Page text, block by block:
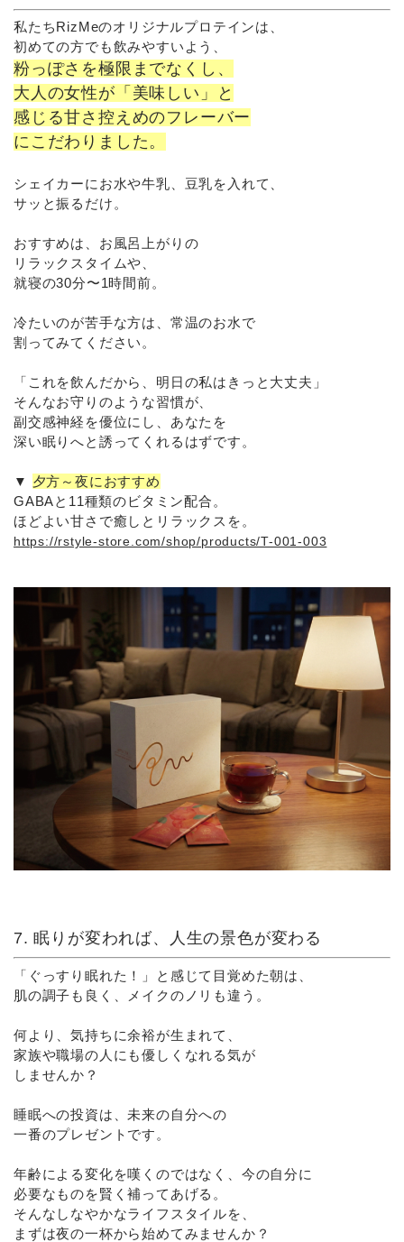
私たちRizMeのオリジナルプロテインは、
初めての方でも飲みやすいよう、
粉っぽさを極限までなくし、
大人の女性が「美味しい」と
感じる甘さ控えめのフレーバー
にこだわりました。
シェイカーにお水や牛乳、豆乳を入れて、
サッと振るだけ。
おすすめは、お風呂上がりの
リラックスタイムや、
就寝の30分〜1時間前。
冷たいのが苦手な方は、常温のお水で
割ってみてください。
「これを飲んだから、明日の私はきっと大丈夫」
そんなお守りのような習慣が、
副交感神経を優位にし、あなたを
深い眠りへと誘ってくれるはずです。
▼ 夕方～夜におすすめ
GABAと11種類のビタミン配合。
ほどよい甘さで癒しとリラックスを。
https://rstyle-store.com/shop/products/T-001-003
7. 眠りが変われば、人生の景色が変わる
「ぐっすり眠れた！」と感じて目覚めた朝は、
肌の調子も良く、メイクのノリも違う。
何より、気持ちに余裕が生まれて、
家族や職場の人にも優しくなれる気が
しませんか？
睡眠への投資は、未来の自分への
一番のプレゼントです。
年齢による変化を嘆くのではなく、今の自分に
必要なものを賢く補ってあげる。
そんなしなやかなライフスタイルを、
まずは夜の一杯から始めてみませんか？